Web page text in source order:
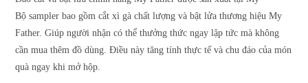
Bộ sampler bao gồmcắt xì gà chất lượng vàbật lửa thương hiệu My
Father. Giúp người nhận có thể thưởng thức ngay lập tức mà không
cần mua thêm đồ dùng. Điều này tăng tính thực tế và chu đáo của món
quà ngay khi mở hộp.